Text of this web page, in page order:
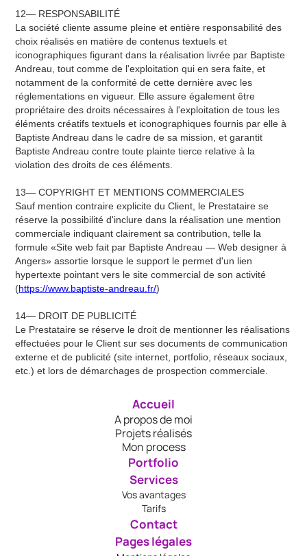
12— RESPONSABILITÉ
La société cliente assume pleine et entière responsabilité des
choix réalisés en matière de contenus textuels et
iconographiques figurant dans la réalisation livrée par Baptiste
Andreau, tout comme de l'exploitation qui en sera faite, et
notamment de la conformité de cette dernière avec les
réglementations en vigueur. Elle assure également être
propriétaire des droits nécessaires à l'exploitation de tous les
éléments créatifs textuels et iconographiques fournis par elle à
Baptiste Andreau dans le cadre de sa mission, et garantit
Baptiste Andreau contre toute plainte tierce relative à la
violation des droits de ces éléments.
13— COPYRIGHT ET MENTIONS COMMERCIALES
Sauf mention contraire explicite du Client, le Prestataire se
réserve la possibilité d'inclure dans la réalisation une mention
commerciale indiquant clairement sa contribution, telle la
formule «Site web fait par Baptiste Andreau — Web designer à
Angers» assortie lorsque le support le permet d'un lien
hypertexte pointant vers le site commercial de son activité
(https://www.baptiste-andreau.fr/)
14— DROIT DE PUBLICITÉ
Le Prestataire se réserve le droit de mentionner les réalisations
effectuées pour le Client sur ses documents de communication
externe et de publicité (site internet, portfolio, réseaux sociaux,
etc.) et lors de démarchages de prospection commerciale.
Accueil
A propos de moi
Projets réalisés
Mon process
Portfolio
Services
Vos avantages
Tarifs
Contact
Pages légales